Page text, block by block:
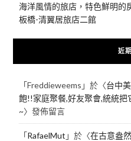
海洋風情的旅店，特色鮮明的
板橋-清翼居旅店二館
近
「Freddieweems 」於〈台中
飽!!家庭聚餐,好友聚會,統統
~〉發佈留言
「RafaelMut 」於〈在古意盎